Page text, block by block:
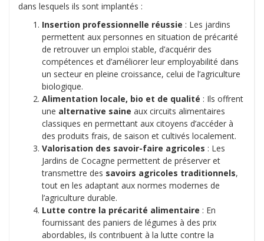
dans lesquels ils sont implantés :
Insertion professionnelle réussie : Les jardins
permettent aux personnes en situation de précarité
de retrouver un emploi stable, d’acquérir des
compétences et d’améliorer leur employabilité dans
un secteur en pleine croissance, celui de l’agriculture
biologique.
Alimentation locale, bio et de qualité : Ils offrent
une alternative saine aux circuits alimentaires
classiques en permettant aux citoyens d’accéder à
des produits frais, de saison et cultivés localement.
Valorisation des savoir-faire agricoles : Les
Jardins de Cocagne permettent de préserver et
transmettre des savoirs agricoles traditionnels,
tout en les adaptant aux normes modernes de
l’agriculture durable.
Lutte contre la précarité alimentaire : En
fournissant des paniers de légumes à des prix
abordables, ils contribuent à la lutte contre la